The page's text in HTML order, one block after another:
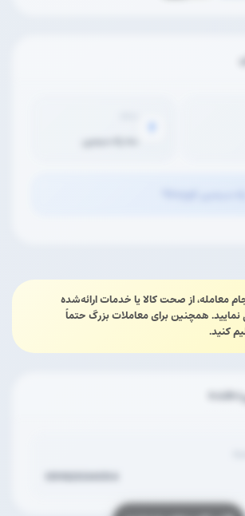
سه راه سیمین
معامله، از صحت کالا یا خدمات ارائه‌شده
همچنین برای معاملات بزرگ حتماً
کنید.
09162034054